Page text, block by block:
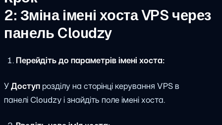
2: Зміна імені хоста VPS через
панель Cloudzy
Перейдіть до параметрів імені хоста:
УДоступ розділу на сторінці керування VPS в
панелі Cloudzy і знайдіть поле імені хоста.